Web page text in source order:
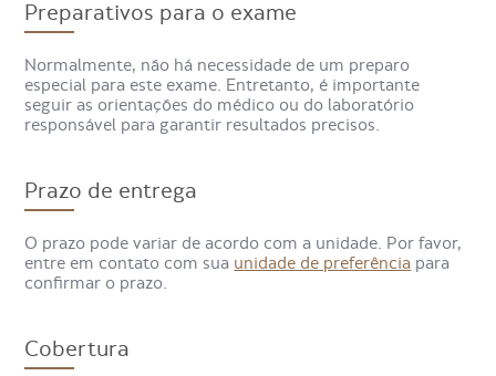
recentes pelo HSV-1 e HSV-2, patógenos causadores da
herpes simples. Além dos testes laboratoriais, para
diagnosticar a doença, o médico avalia o histórico e as
lesões do paciente.
Como é feito o exame de Herpes
O exame é realizado por meio de uma coleta de sangue
presença de anticorpos do tipo imunoglobulina M (IgM)
contra o HSV.
Preparativos para o exame
Normalmente, não há necessidade de um preparo
especial para este exame. Entretanto, é importante
seguir as orientações do médico ou do laboratório
responsável para garantir resultados precisos.
Prazo de entrega
O prazo pode variar de acordo com a unidade. Por favor,
entre em contato com sua unidade de preferência para
confirmar o prazo.
Cobertura